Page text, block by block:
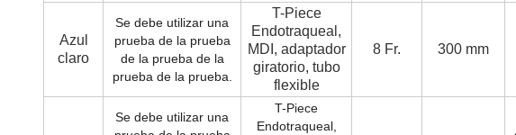
Azul
claro
Se debe utilizar una
prueba de la prueba
de la prueba de la
prueba de la prueba.
T-Piece
Endotraqueal,
MDI, adaptador
giratorio, tubo
flexible
8 Fr. 300 mm
Se debe utilizar una
T-Piece
Endotraqueal,